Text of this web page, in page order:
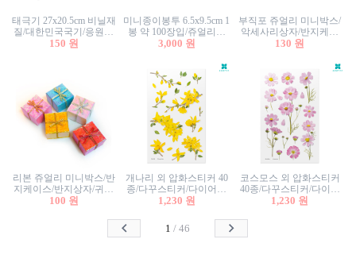
태극기 27x20.5cm 비닐재
질/대한민국국기/응원깃
발/행사깃발
150 원
미니종이봉투 6.5x9.5cm 1
봉 약 100장입/쥬얼리봉
투/증명사진봉투/악세사
3,000 원
부직포 쥬얼리 미니박스/
악세사리상자/반지케이
스/반지상자/귀걸이상자/
130 원
리본 쥬얼리 미니박스/반
지케이스/반지상자/귀걸
이상자/귀걸이박스/악세
100 원
개나리 외 압화스티커 40
종/다꾸스티커/다이어리
꾸미기/꽃스티커/자연물
1,230 원
코스모스 외 압화스티커
40종/다꾸스티커/다이어
리꾸미기/꽃스티커/자연
1,230 원
1 /46